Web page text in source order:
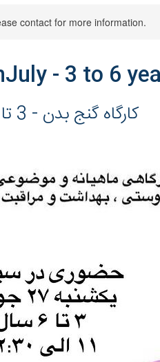
contact for more information.
- 3 to 6
کارگاه گنج بدن - 3 تا 6 سال - ٢٧ جولای